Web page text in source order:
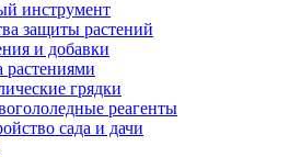
инструмент
защиты растений
и добавки
растениями
грядки
реагенты
сада и дачи